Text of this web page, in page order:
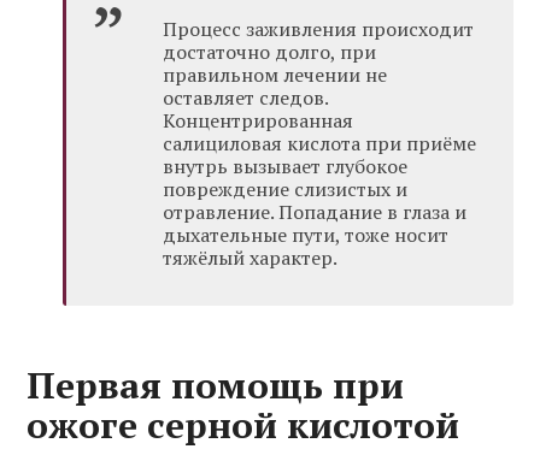
Процесс заживления происходит
достаточно долго, при
правильном лечении не
оставляет следов.
Концентрированная
салициловая кислота при приёме
внутрь вызывает глубокое
повреждение слизистых и
отравление. Попадание в глаза и
дыхательные пути, тоже носит
тяжёлый характер.
Первая помощь при
ожоге серной кислотой